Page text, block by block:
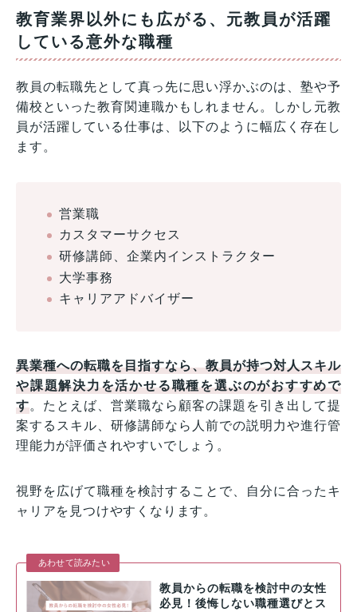
教育業界以外にも広がる、元教員が活躍
している意外な職種
教員の転職先として真っ先に思い浮かぶのは、塾や予
備校といった教育関連職かもしれません。しかし元教
員が活躍している仕事は、以下のように幅広く存在し
ます。
営業職
カスタマーサクセス
研修講師、企業内インストラクター
大学事務
キャリアアドバイザー
異業種への転職を目指すなら、教員が持つ対人スキル
や課題解決力を活かせる職種を選ぶのがおすすめで
す。たとえば、営業職なら顧客の課題を引き出して提
案するスキル、研修講師なら人前での説明力や進行管
理能力が評価されやすいでしょう。
視野を広げて職種を検討することで、自分に合ったキ
ャリアを見つけやすくなります。
あわせて読みたい
教員からの転職を検討中の女性
必見！後悔しない職種選びとス